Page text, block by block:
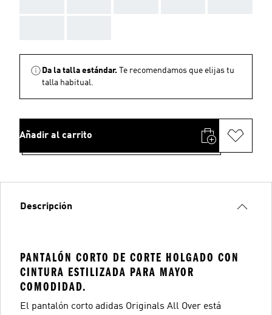
Da la talla estándar.
Te recomendamos que elijas tu
talla habitual.
Añadir al carrito
Descripción
PANTALÓN CORTO DE CORTE HOLGADO CON
CINTURA ESTILIZADA PARA MAYOR
COMODIDAD.
El pantalón corto adidas Originals All Over está